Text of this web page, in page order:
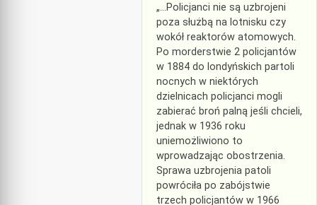
„…Policjanci nie są uzbrojeni
poza służbą na lotnisku czy
wokół reaktorów atomowych.
Po morderstwie 2 policjantów
w 1884 do londyńskich partoli
nocnych w niektórych
dzielnicach policjanci mogli
zabierać broń palną jeśli chcieli,
jednak w 1936 roku
uniemożliwiono to
wprowadzając obostrzenia.
Sprawa uzbrojenia patoli
powróciła po zabójstwie
trzech policjantów w 1966